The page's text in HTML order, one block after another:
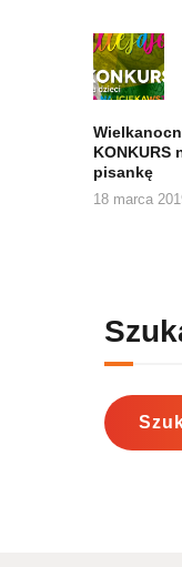
wpisu
KONKURS
pisankę
18 marca
Szukaj: